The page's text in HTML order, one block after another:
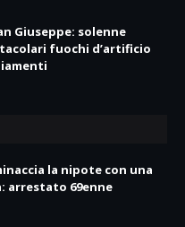
Giuseppe: solenne
fuochi d’artificio
la nipote con una
arrestato 69enne